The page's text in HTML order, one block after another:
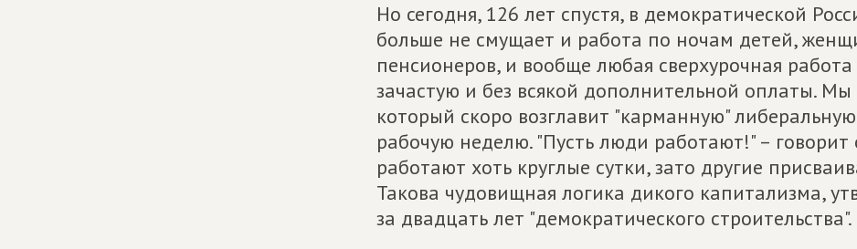
Но сегодня, 126 лет спустя, в демократической
больше не смущает и работа по ночам детей,
пенсионеров, и вообще любая сверхурочная работа
зачастую и без всякой дополнительной оплаты.
который скоро возглавит "карманную"
рабочую неделю. "Пусть люди работают!" –
работают хоть круглые сутки, зато другие
Такова чудовищная логика дикого капитализма,
за двадцать лет "демократического строительства".